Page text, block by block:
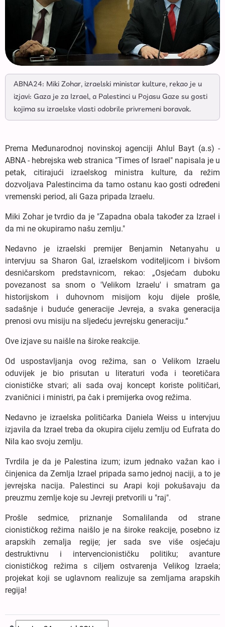
ABNA24: Miki Zohar, izraelski ministar kulture, rekao je u
izjavi: Gaza je za Izrael, a Palestinci u Pojasu Gaze su gosti
kojima su izraelske vlasti odobrile privremeni boravak.
Prema Međunarodnoj novinskoj agenciji Ahlul Bayt (a.s) -
ABNA - hebrejska web stranica "Times of Israel" napisala je u
petak, citirajući izraelskog ministra kulture, da režim
dozvoljava Palestincima da tamo ostanu kao gosti određeni
vremenski period, ali Gaza pripada Izraelu.
Miki Zohar je tvrdio da je "Zapadna obala također za Izrael i
da mi ne okupiramo našu zemlju."
Nedavno je izraelski premijer Benjamin Netanyahu u
intervjuu sa Sharon Gal, izraelskom voditeljicom i bivšom
desničarskom predstavnicom, rekao: „Osjećam duboku
povezanost sa snom o 'Velikom Izraelu' i smatram ga
historijskom i duhovnom misijom koju dijele prošle,
sadašnje i buduće generacije Jevreja, a svaka generacija
prenosi ovu misiju na sljedeću jevrejsku generaciju.“
Ove izjave su naišle na široke reakcije.
Od uspostavljanja ovog režima, san o Velikom Izraelu
oduvijek je bio prisutan u literaturi vođa i teoretičara
cionističke stvari; ali sada ovaj koncept koriste političari,
zvaničnici i ministri, pa čak i premijerka ovog režima.
Nedavno je izraelska političarka Daniela Weiss u intervjuu
izjavila da Izrael treba da okupira cijelu zemlju od Eufrata do
Nila kao svoju zemlju.
Tvrdila je da je Palestina izum; izum jednako važan kao i
činjenica da Zemlja Izrael pripada samo jednoj naciji, a to je
jevrejska nacija. Palestinci su Arapi koji pokušavaju da
preuzmu zemlje koje su Jevreji pretvorili u "raj".
Prošle sedmice, priznanje Somalilanda od strane
cionističkog režima naišlo je na široke reakcije, posebno iz
arapskih zemalja regije; jer sada sve više osjećaju
destruktivnu i intervencionističku politiku; avanture
cionističkog režima s ciljem ostvarenja Velikog Izraela;
projekat koji se uglavnom realizuje sa zemljama arapskih
regija!